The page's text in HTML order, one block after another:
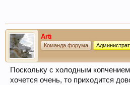
Arti
Команда форума
Поскольку с холодным
хочется очень, то приходится